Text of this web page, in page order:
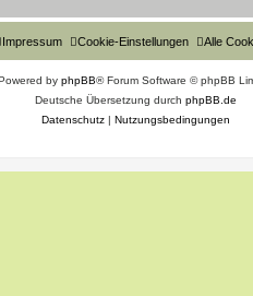
Alle
Cookie-Einstellungen
Impressum
by phpBB® Forum Software © phpBB
Deutsche Übersetzung durch phpBB.de
Datenschutz | Nutzungsbedingungen